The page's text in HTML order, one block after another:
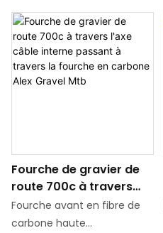
douces que l'eau qui coule
700x28c
conçue pour le cyclisme
hybride de montagne et de
route, combinant
construction légère,
durabilité et esthétique
sur divers terrains.
Fourche de gravier de
route 700c à travers
l'axe câble interne
passant à travers la
Fourche avant en fibre de
carbone haute